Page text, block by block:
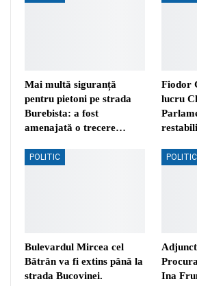
Mai multă siguranță
pentru pietoni pe strada
Burebista: a fost
amenajată o trecere…
Fiodor
lucru
POLITIC
Bulevardul Mircea cel
Bătrân va fi extins până la
strada Bucovinei.
POLITIC
Ina